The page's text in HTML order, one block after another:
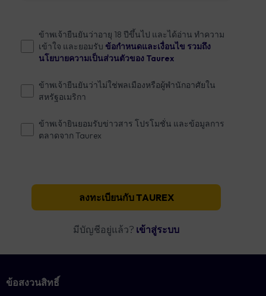
ข้าพเจ้ายืนยันว่าอายุ 18 ปีขึ้นไป และได้อ่าน ทำความ
เข้าใจ และยอมรับ ข้อกำหนดและเงื่อนไข รวมถึง
นโยบายความเป็นส่วนตัวของ Taurex
ข้าพเจ้ายืนยันว่าไม่ใช่พลเมืองหรือผู้พำนักอาศัยใน
สหรัฐอเมริกา
ข้าพเจ้ายินยอมรับข่าวสาร โปรโมชั่น และข้อมูลการ
ตลาดจาก Taurex
ลงทะเบียนกับ TAUREX
มีบัญชีอยู่แล้ว? เข้าสู่ระบบ
ข้อสงวนสิทธิ์